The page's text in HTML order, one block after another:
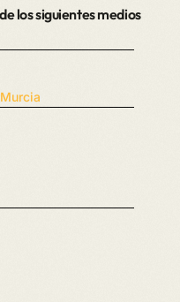
los siguientes medios